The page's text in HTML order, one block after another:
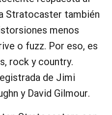
Stratocaster también
menos
o fuzz. Por eso, es
rock y country.
de Jimi
y David Gilmour.